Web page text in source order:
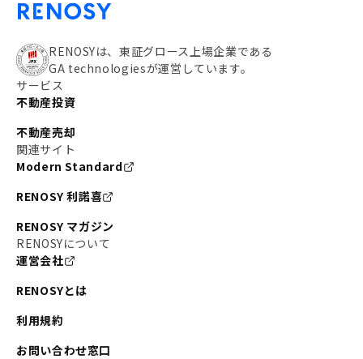
RENOSYは、東証グロース上場企業である
GA technologiesが運営しています。
サービス
不動産投資
不動産売却
関連サイト
Modern Standard
RENOSY 利諾喜
RENOSY マガジン
RENOSYについて
運営会社
RENOSYとは
利用規約
お問い合わせ窓口